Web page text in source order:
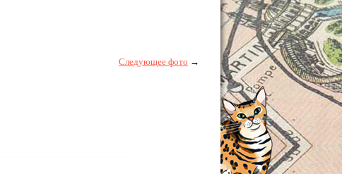
Следующее фото →